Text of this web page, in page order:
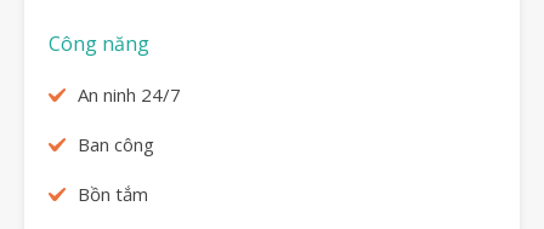
Công năng
An ninh 24/7
Ban công
Bồn tắm